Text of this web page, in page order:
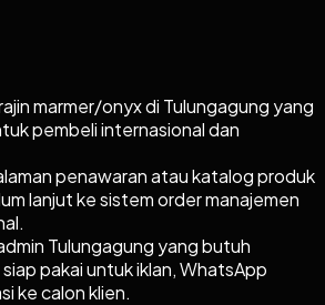
marmer/onyx di Tulungagung yang
pembeli internasional dan
penawaran atau katalog produk
lanjut ke sistem order manajemen
Tulungagung yang butuh
pakai untuk iklan, WhatsApp
ke calon klien.